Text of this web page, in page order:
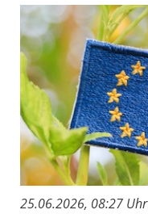
25.06.2026, 08:27 Uhr